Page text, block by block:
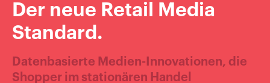
Der neue Retail Media
Standard.
Datenbasierte Medien-Innovationen, die
Shopper im stationären Handel